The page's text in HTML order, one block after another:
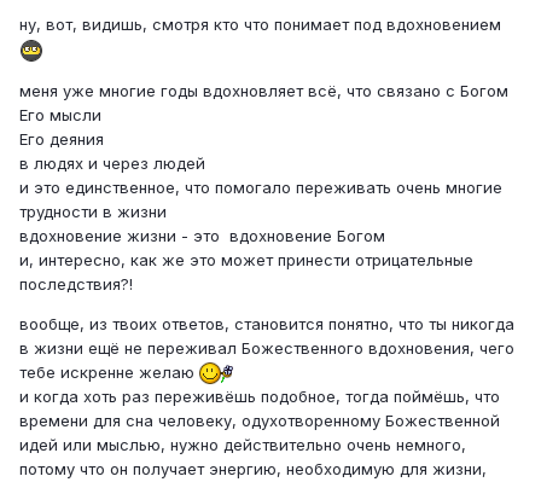
ну, вот, видишь, смотря кто что понимает под вдохновением
меня уже многие годы вдохновляет всё, что связано с Богом
Его мысли
Его деяния
в людях и через людей
и это единственное, что помогало переживать очень многие
трудности в жизни
вдохновение жизни - это вдохновение Богом
и, интересно, как же это может принести отрицательные
последствия?!
вообще, из твоих ответов, становится понятно, что ты никогда
в жизни ещё не переживал Божественного вдохновения, чего
тебе искренне желаю
и когда хоть раз переживёшь подобное, тогда поймёшь, что
времени для сна человеку, одухотворенному Божественной
идей или мыслью, нужно действительно очень немного,
потому что он получает энергию, необходимую для жизни,